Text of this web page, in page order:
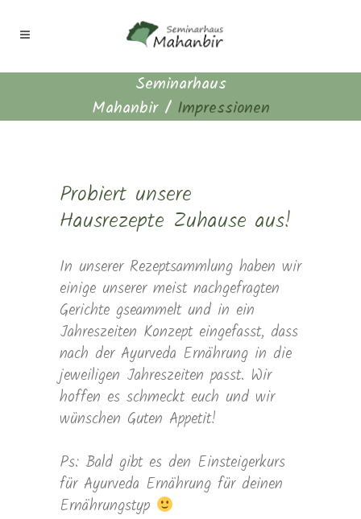
Seminarhaus
Mahanbir/ Impressionen
Probiert unsere
Hausrezepte Zuhause aus!
In unserer Rezeptsammlung haben wir
einige unserer meist nachgefragten
Gerichte gseammelt und in ein
Jahreszeiten Konzept eingefasst, dass
nach der Ayurveda Ernährung in die
jeweiligen Jahreszeiten passt. Wir
hoffen es schmeckt euch und wir
wünschen Guten Appetit!
Ps: Bald gibt es den Einsteigerkurs
für Ayurveda Ernährung für deinen
Ernährungstyp